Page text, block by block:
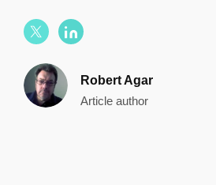
Robert Agar
Article author